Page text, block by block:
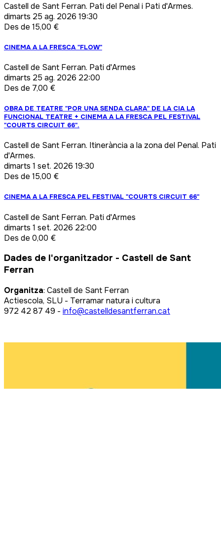
Castell de Sant Ferran. Pati del Penal i Pati d'Armes.
dimarts 25 ag. 2026 19:30
Des de 15,00 €
CINEMA A LA FRESCA "FLOW"
Castell de Sant Ferran. Pati d'Armes
dimarts 25 ag. 2026 22:00
Des de 7,00 €
OBRA DE TEATRE "POR UNA SENDA CLARA" DE LA CIA LA
FUNCIONAL TEATRE + CINEMA A LA FRESCA PEL FESTIVAL
"COURTS CIRCUIT 66".
Castell de Sant Ferran. Itinerància a la zona del Penal. Pati
d'Armes.
dimarts 1 set. 2026 19:30
Des de 15,00 €
CINEMA A LA FRESCA PEL FESTIVAL "COURTS CIRCUIT 66"
Castell de Sant Ferran. Pati d'Armes
dimarts 1 set. 2026 22:00
Des de 0,00 €
Dades de l'organitzador - Castell de Sant
Ferran
Organitza: Castell de Sant Ferran
Actiescola, SLU - Terramar natura i cultura
972 42 87 49 - info@castelldesantferran.cat